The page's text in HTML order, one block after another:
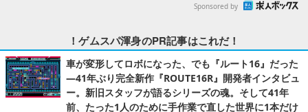
Sponsored by
！ゲムスパ渾身のPR記事はこれだ！
車が変形してロボになった、でも『ルート16』だった
―41年ぶり完全新作『ROUTE16R』開発者インタビュ
ー。新旧スタッフが語るシリーズの魂。そして41年
前、たった1人のために手作業で直した世界に1本だけ